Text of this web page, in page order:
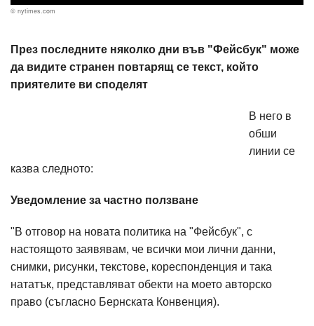
© nytimes.com
През последните няколко дни във "Фейсбук" може
да видите странен повтарящ се текст, който
приятелите ви споделят
В него в
обши
линии се
казва следното:
Уведомление за частно ползване
"В отговор на новата политика на "Фейсбук", с
настоящото заявявам, че всички мои лични данни,
снимки, рисунки, текстове, кореспонденция и така
нататък, представляват обекти на моето авторско
право (съгласно Бернската Конвенция).